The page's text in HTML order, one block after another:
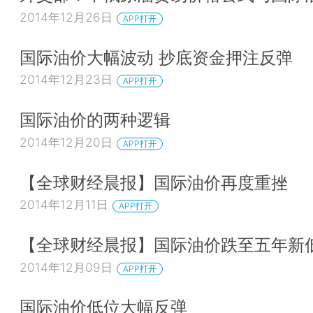
2014年12月26日 APP打开
国际油价大幅波动 抄底资金押注反弹
2014年12月23日 APP打开
国际油价的两种逻辑
2014年12月20日 APP打开
【全球财经晨报】国际油价再度重挫
2014年12月11日 APP打开
【全球财经晨报】国际油价跌至五年新
2014年12月09日 APP打开
国际油价低位大幅反弹